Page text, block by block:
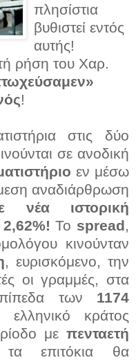
πλησίστια
βυθιστεί εντός
αυτής!
ρήση του Χαρ.
!
στις δύο
σε ανοδική
εν μέσω
αναδιάρθρωση
νέα ιστορική
Το spread
κινούνταν
, ευρισκόμενο, την
οι γραμμές, στα
των 1174
κράτος
με πενταετή
επιτόκια θα